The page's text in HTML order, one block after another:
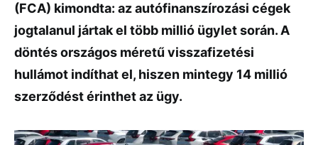
(FCA) kimondta: az autófinanszírozási cégek
jogtalanul jártak el több millió ügylet során. A
döntés országos méretű visszafizetési
hullámot indíthat el, hiszen mintegy 14 millió
szerződést érinthet az ügy.